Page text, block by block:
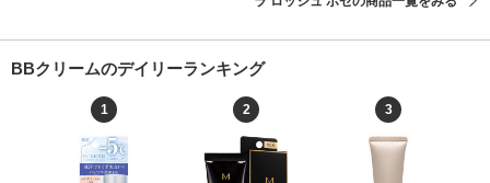
BBクリームのデイリーランキング
1 2 3